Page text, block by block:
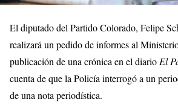
El diputado del Partido Colorado, Felipe
realizará un pedido de informes al
publicación de una crónica en el diarioEl
cuenta de que la Policía interrogó a un
de una nota periodística.